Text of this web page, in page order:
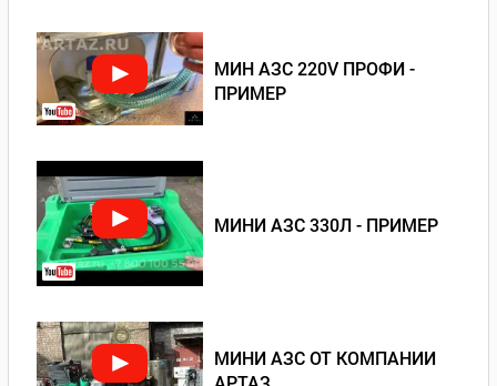
МИН АЗС 220V ПРОФИ -
ПРИМЕР
МИНИ АЗС 330Л - ПРИМЕР
МИНИ АЗС ОТ КОМПАНИИ